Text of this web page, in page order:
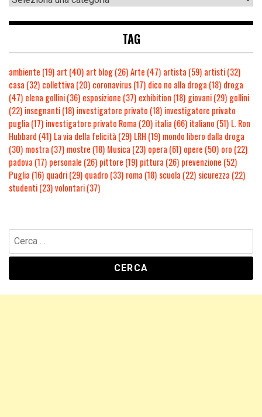
TAG
ambiente (19) art (40) art blog(26)Arte (47) artista (59) artisti(32)
casa (32) collettiva (20) coronavirus(17) dico no alla droga (18) droga
(47) elena gollini(36) esposizione (37) exhibition (18) giovani(29) gollini
(22) insegnanti(18) investigatore privato (18) investigatore privato
puglia (17) investigatore privato Roma (20) italia (66) italiano (51) L. Ron
Hubbard (41) La via della felicità (29) LRH (19) mondo libero dalla droga
(30) mostra (37) mostre (18) Musica (23) opera (61) opere (50) oro (22)
padova (17) personale (26) pittore (19) pittura (26) prevenzione (52)
Puglia (16) quadri(29) quadro (33) roma (18) scuola (22) sicurezza (22)
studenti(23)volontari(37)